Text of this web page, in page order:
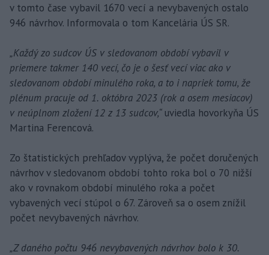
v tomto čase vybavil 1670 vecí a nevybavených ostalo
946 návrhov. Informovala o tom Kancelária ÚS SR.
„Každý zo sudcov ÚS v sledovanom období vybavil v
priemere takmer 140 vecí, čo je o šesť vecí viac ako v
sledovanom období minulého roka, a to i napriek tomu, že
plénum pracuje od 1. októbra 2023 (rok a osem mesiacov)
v neúplnom zložení 12 z 13 sudcov,“ uviedla hovorkyňa ÚS
Martina Ferencová.
Zo štatistických prehľadov vyplýva, že počet doručených
návrhov v sledovanom období tohto roka bol o 70 nižší
ako v rovnakom období minulého roka a počet
vybavených vecí stúpol o 67. Zároveň sa o osem znížil
počet nevybavených návrhov.
„Z daného počtu 946 nevybavených návrhov bolo k 30.